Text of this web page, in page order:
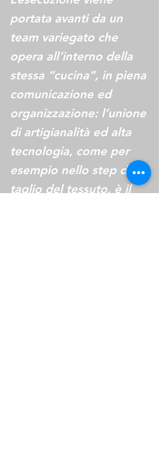
portata avanti da un
team variegato che
opera all’interno della
stessa “cucina”, in piena
comunicazione ed
organizzazione: l’unione
di artigianalità ed alta
tecnologia, come per
esempio nello step del
taglio del tessuto, è il